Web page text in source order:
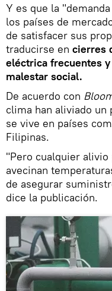
Y es que la
los países de
de satisfacer sus
traducirse en cierres
eléctrica frecuentes
malestar social.
De acuerdo con
clima han aliviado un
se vive en países
Filipinas.
"Pero cualquier
avecinan
de asegurar
dice la publicación.